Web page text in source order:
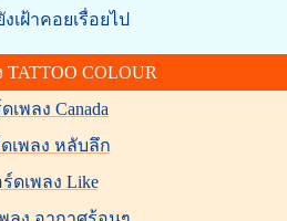
เฝ้าคอยเรื่อยไป
TATTOO COLOUR
เพลง Canada
เพลง หลับลึก
ดเพลง Like